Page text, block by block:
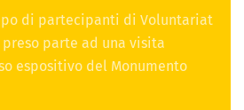
di partecipanti di Voluntariat
parte ad una visita
espositivo del Monumento